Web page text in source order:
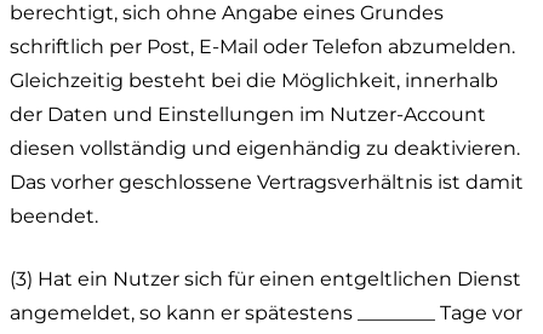
berechtigt, sich ohne Angabe eines Grundes
schriftlich per Post, E-Mail oder Telefon abzumelden.
Gleichzeitig besteht bei die Möglichkeit, innerhalb
der Daten und Einstellungen im Nutzer-Account
diesen vollständig und eigenhändig zu deaktivieren.
Das vorher geschlossene Vertragsverhältnis ist damit
beendet.
(3) Hat ein Nutzer sich für einen entgeltlichen Dienst
angemeldet, so kann er spätestens ________ Tage vor